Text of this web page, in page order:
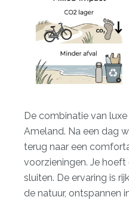
De combinatie van
Ameland. Na een dag
terug naar een
voorzieningen. Je
sluiten. De ervaring is
de natuur, ontspannen